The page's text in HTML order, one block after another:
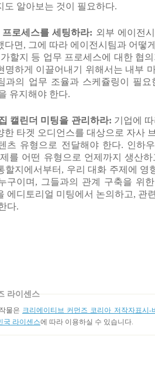
도 알아보는 것이 필요하다.
로세스를 세팅하라: 외부 에이전
다면, 그에 따라 에이전시팀과 어떻
할지 등 업무 프로세스에 대한 협
명하게 이끌어내기 위해서는 내부
과의 업무 조율과 스케쥴링이 필요
유지해야 한다.
캘린더 미팅을 관리하라: 기업에
한 타겟 오디언스를 대상으로 자사
츠 유형으로 전달해야 한다. 인하
를 어떤 유형으로 언제까지 생산하
할지에서부터 , 우리 대화 주제에 영
구이며 , 그들과의 관계 구축을 위
에디토리얼 미팅에서 논의하고, 관
다.
라이센스
물은 크리에이티브 커먼즈 코리아 저작자표시-
국 라이센스에 따라 이용하실 수 있습니다.